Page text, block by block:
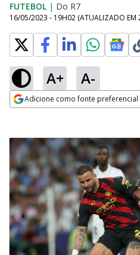
FUTEBOL | Do R7
16/05/2023 - 19H02 (ATUALIZADO EM
A+ A-
Adicione como fonte preferencial